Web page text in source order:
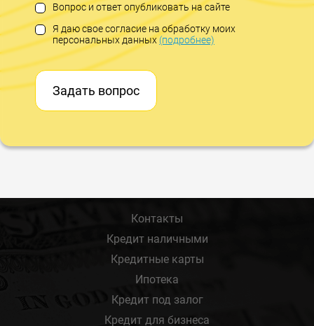
Вопрос и ответ опубликовать на сайте
Я даю свое согласие на обработку моих
персональных данных(подробнее)
Задать вопрос
Контакты
Кредит наличными
Кредитные карты
Ипотека
Кредит под залог
Кредит для бизнеса